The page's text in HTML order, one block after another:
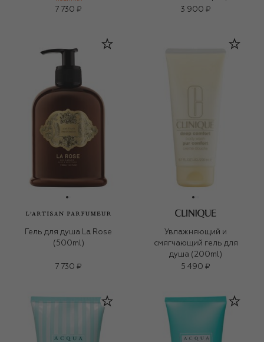
7 730 ₽
(500ml)
3 900 ₽
Гель для душа La Rose
(500ml)
7 730 ₽
Увлажняющий и
смягчающий гель для
душа (200ml)
5 490 ₽